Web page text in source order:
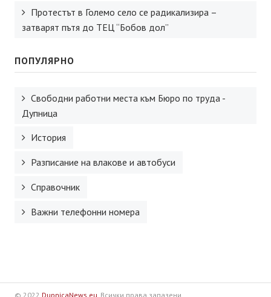
Протестът в Големо село се радикализира –
затварят пътя до ТЕЦ “Бобов дол”
ПОПУЛЯРНО
Свободни работни места към Бюро по труда -
Дупница
История
Разписание на влакове и автобуси
Справочник
Важни телефонни номера
© 2022 DupnicaNews.eu . Всички права запазени.